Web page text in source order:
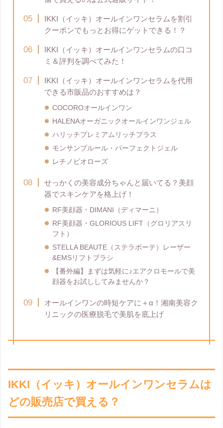
IKKI（イッキ）オールインワンセラムを割引
クーポンでもっとお得にゲットできる！？
IKKI（イッキ）オールインワンセラムの口コ
ミ＆評判を調べてみた！
IKKI（イッキ）オールインワンセラムを代用
できる市販品のおすすめは？
COCOROオールインワン
HALENAオーガニックオールインワンジェル
ハリッチプレミアムリッチプラス
モンサンプルール・パーフェクトジェル
レチノビオローズ
せっかくの美容成分ちゃんと届いてる？美顔
器でスキンケアを格上げ！
RF美顔器・DIMANI（ディマーニ）
RF美顔器・GLORIOUS LIFT（グロリアスリ
フト）
STELLA BEAUTE（ステラボーテ）レーザー
&EMSリフトブラシ
【番外編】まずは気軽に♪エアクロモールで美
顔器をお試ししてみませんか？
オールインワンの時短ケアに＋α！湘南美容ク
リニックの医療脱毛で美肌を底上げ
IKKI（イッキ）オールインワンセラムは
どの販売店で買える？